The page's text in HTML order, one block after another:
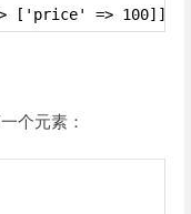
['price' => 100]]]
个元素：